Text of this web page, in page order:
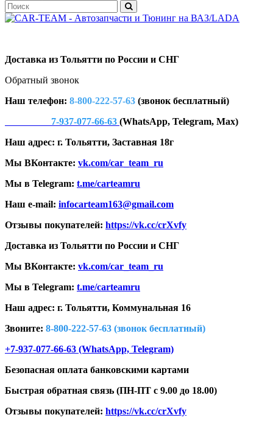
Доставка из Тольятти по России и СНГ
Обратный звонок
Наш телефон: 8-800-222-57-63 (звонок бесплатный)
7-937-077-66-63 (WhatsApp, Telegram, Max)
Наш адрес: г. Тольятти, Заставная 18г
Мы ВКонтакте: vk.com/car_team_ru
Мы в Telegram: t.me/carteamru
Наш e-mail: infocarteam163@gmail.com
Отзывы покупателей: https://vk.cc/crXvfy
Доставка из Тольятти по России и СНГ
Мы ВКонтакте: vk.com/car_team_ru
Мы в Telegram: t.me/carteamru
Наш адрес: г. Тольятти, Коммунальная 16
Звоните: 8-800-222-57-63 (звонок бесплатный)
+7-937-077-66-63 (WhatsApp, Telegram)
Безопасная оплата банковскими картами
Быстрая обратная связь (ПН-ПТ с 9.00 до 18.00)
Отзывы покупателей: https://vk.cc/crXvfy